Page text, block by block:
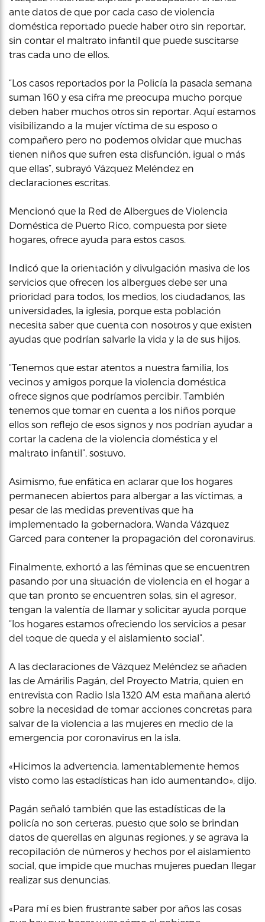
ante datos de que por cada caso de violencia
doméstica reportado puede haber otro sin reportar,
sin contar el maltrato infantil que puede suscitarse
tras cada uno de ellos.
“Los casos reportados por la Policía la pasada semana
suman 160 y esa cifra me preocupa mucho porque
deben haber muchos otros sin reportar. Aquí estamos
visibilizando a la mujer víctima de su esposo o
compañero pero no podemos olvidar que muchas
tienen niños que sufren esta disfunción, igual o más
que ellas”, subrayó Vázquez Meléndez en
declaraciones escritas.
Mencionó que la Red de Albergues de Violencia
Doméstica de Puerto Rico, compuesta por siete
hogares, ofrece ayuda para estos casos.
Indicó que la orientación y divulgación masiva de los
servicios que ofrecen los albergues debe ser una
prioridad para todos, los medios, los ciudadanos, las
universidades, la iglesia, porque esta población
necesita saber que cuenta con nosotros y que existen
ayudas que podrían salvarle la vida y la de sus hijos.
“Tenemos que estar atentos a nuestra familia, los
vecinos y amigos porque la violencia doméstica
ofrece signos que podríamos percibir. También
tenemos que tomar en cuenta a los niños porque
ellos son reflejo de esos signos y nos podrían ayudar a
cortar la cadena de la violencia doméstica y el
maltrato infantil”, sostuvo.
Asimismo, fue enfática en aclarar que los hogares
permanecen abiertos para albergar a las víctimas, a
pesar de las medidas preventivas que ha
implementado la gobernadora, Wanda Vázquez
Garced para contener la propagación del coronavirus.
Finalmente, exhortó a las féminas que se encuentren
pasando por una situación de violencia en el hogar a
que tan pronto se encuentren solas, sin el agresor,
tengan la valentía de llamar y solicitar ayuda porque
“los hogares estamos ofreciendo los servicios a pesar
del toque de queda y el aislamiento social”.
A las declaraciones de Vázquez Meléndez se añaden
las de Amárilis Pagán, del Proyecto Matria, quien en
entrevista con Radio Isla 1320 AM esta mañana alertó
sobre la necesidad de tomar acciones concretas para
salvar de la violencia a las mujeres en medio de la
emergencia por coronavirus en la isla.
«Hicimos la advertencia, lamentablemente hemos
visto como las estadísticas han ido aumentando», dijo.
Pagán señaló también que las estadísticas de la
policía no son certeras, puesto que solo se brindan
datos de querellas en algunas regiones, y se agrava la
recopilación de números y hechos por el aislamiento
social, que impide que muchas mujeres puedan llegar
realizar sus denuncias.
«Para mí es bien frustrante saber por años las cosas